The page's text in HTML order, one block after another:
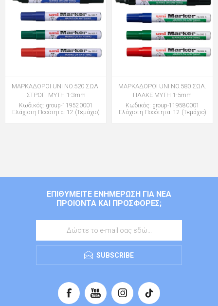
ΜΑΡΚΑΔΟΡΟΙ UNI NO.520 ΣΩΛ.
ΣΤΡΟΓ. ΜΥΤΗ 1-3mm
Κωδικός: group-119520001
Ελάχιστη Ποσότητα: 12 (Τεμάχιο)
ΜΑΡΚΑΔΟΡΟΙ UNI NO.580 ΣΩΛ.
ΠΛΑΚΕ ΜΥΤΗ 1-5mm
Κωδικός: group-119580001
Ελάχιστη Ποσότητα: 12 (Τεμάχιο)
ΕΠΙΘΥΜΕΊΤΕ ΕΝΗΜΈΡΩΣΗ ΓΙΑ ΝΈΑ
ΠΡΟΙΌΝΤΑ ΚΑΙ ΠΡΟΣΦΟΡΈΣ;
SUBSCRIBE